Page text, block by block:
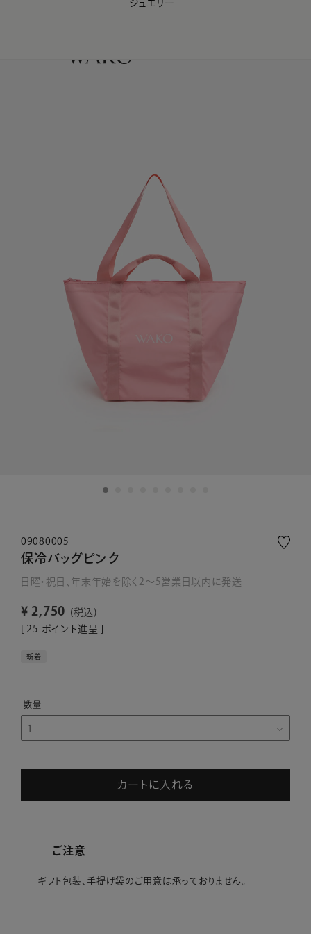
WAKO Membership Program連携はこちら
ジュエリー
09080005
保冷バッグピンク
日曜・祝日、年末年始を除く2～5営業日以内に発送
¥ 2,750
税込
25 ポイント進呈 ]
新着
カートに入れる
― ご注意 ―
ギフト包装、手提げ袋のご用意は承っておりません。